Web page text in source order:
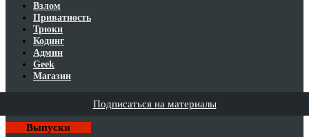
Взлом
Приватность
Трюки
Кодинг
Админ
Geek
Магазин
Подписаться на материалы
Выпуски